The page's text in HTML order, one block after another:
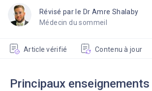
Article vérifié Contenu à jour
Médecin du sommeil
Révisé par le Dr Amre Shalaby
Principaux enseignements